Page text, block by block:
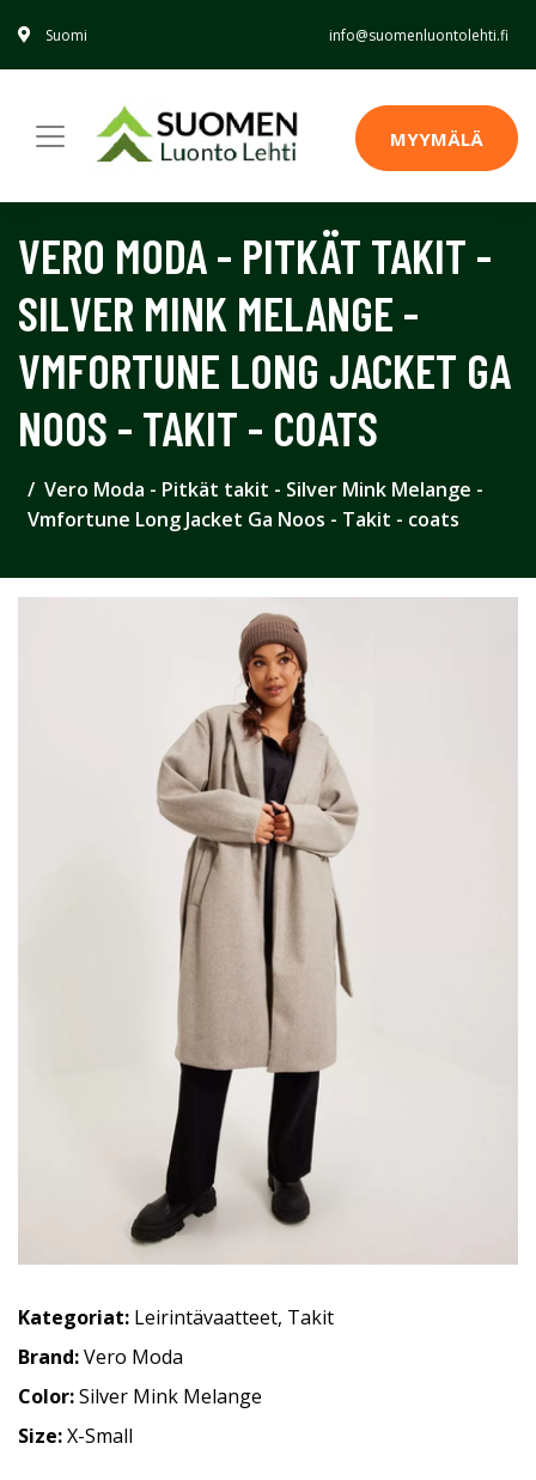
Suomi info@suomenluontolehti.fi
MYYMÄLÄ
VERO MODA - PITKÄT TAKIT -
SILVER MINK MELANGE -
VMFORTUNE LONG JACKET GA
NOOS - TAKIT - COATS
Vero Moda - Pitkät takit - Silver Mink Melange -
Vmfortune Long Jacket Ga Noos - Takit - coats
Kategoriat: Leirintävaatteet, Takit
Brand:Vero Moda
Color:Silver Mink Melange
Size:X-Small